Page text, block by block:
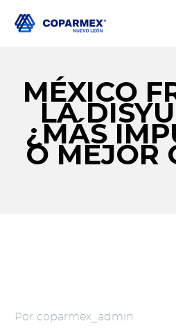
MÉXICO
LA
¿MÁS
O MEJOR
Por coparmex_admin